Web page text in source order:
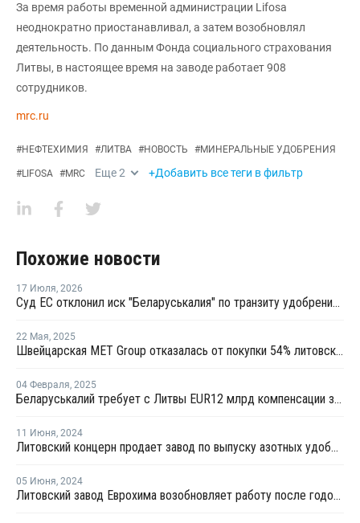
За время работы временной администрации Lifosa
неоднократно приостанавливал, а затем возобновлял
деятельность. По данным Фонда социального страхования
Литвы, в настоящее время на заводе работает 908
сотрудников.
mrc.ru
#НЕФТЕХИМИЯ #ЛИТВА #НОВОСТЬ #МИНЕРАЛЬНЫЕ УДОБРЕНИЯ
#LIFOSA #MRC Еще2 +Добавить все теги в фильтр
Похожие новости
17 Июля, 2026
Суд ЕС отклонил иск "Беларуськалия" по транзиту удобрений через Литву
22 Мая, 2025
Швейцарская MET Group отказалась от покупки 54% литовской Achemos grupe
04 Февраля, 2025
Беларуськалий требует с Литвы EUR12 млрд компенсации за остановку транзита удобрений
11 Июня, 2024
Литовский концерн продает завод по выпуску азотных удобрений инвестору из Швейцарии
05 Июня, 2024
Литовский завод Еврохима возобновляет работу после годовой консервации